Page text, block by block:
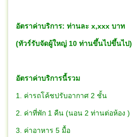
อัตราค่าบริการ: ท่านละ x,xxx บาท
(ทัวร์รับจัดผู้ใหญ่ 10 ท่านขึ้นไปขึ้นไป)
อัตราค่าบริการนี้รวม
1. ค่ารถโค้ชปรับอากาศ 2 ชั้น
2. ค่าที่พัก 1 คืน (นอน 2 ท่านต่อห้อง )
3. ค่าอาหาร 5 มื้อ